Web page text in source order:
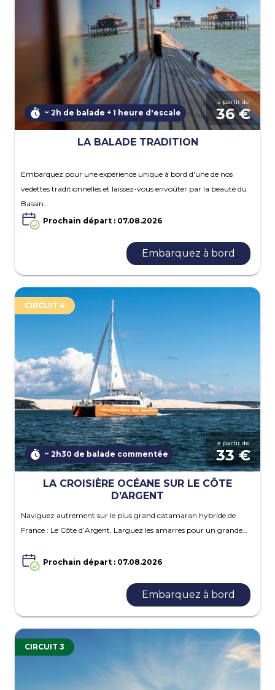
à partir de
36 €
~ 2h de balade + 1 heure d'escale
LA BALADE TRADITION
Embarquez pour une expérience unique à bord d'une de nos
vedettes traditionnelles et laissez-vous envoûter par la beauté du
Bassin…
Prochain départ : 07.08.2026
Embarquez à bord
CIRCUIT 4
à partir de
33 €
~ 2h30 de balade commentée
LA CROISIÈRE OCÉANE SUR LE CÔTE
D’ARGENT
Naviguez autrement sur le plus grand catamaran hybride de
France : Le Côte d’Argent. Larguez les amarres pour un grande…
Prochain départ : 07.08.2026
Embarquez à bord
CIRCUIT 3